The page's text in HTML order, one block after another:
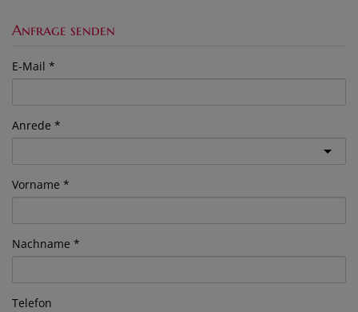
Anfrage senden
E-Mail
Anrede
Vorname
Nachname
Telefon